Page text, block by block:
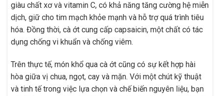
giàu chất xơ và vitamin C, có khả năng tăng cường hệ miễn
dịch, giữ cho tim mạch khỏe mạnh và hỗ trợ quá trình tiêu
hóa. Đồng thời, cà ớt cung cấp capsaicin, một chất có tác
dụng chống vi khuẩn và chống viêm.
Trên thực tế, món khổ qua cà ớt cũng có sự kết hợp hài
hòa giữa vị chua, ngọt, cay và mặn. Với một chút kỹ thuật
và tinh tế trong việc lựa chọn và chế biến nguyên liệu, bạn